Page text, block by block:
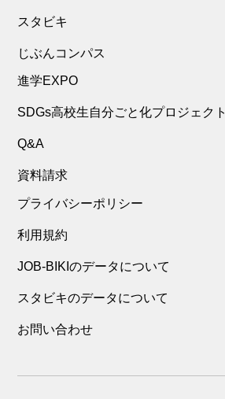
スタビキ
じぶんコンパス
進学EXPO
SDGs高校生自分ごと化プロジェクト
Q&A
資料請求
プライバシーポリシー
利用規約
JOB-BIKIのデータについて
スタビキのデータについて
お問い合わせ